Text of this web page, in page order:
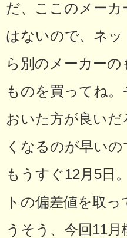
だ、ここのメー
はないので、ネ
ら別のメーカー
ものを買ってね
おいた方が良い
くなるのが早い
もうすぐ12月5日
トの偏差値を取
うそう、今回11